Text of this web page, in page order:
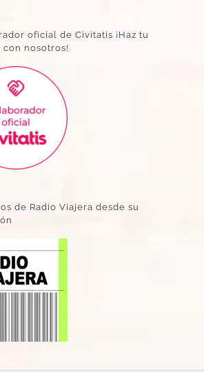
oficial de Civitatis ¡Haz tu
con nosotros!
de Radio Viajera desde su